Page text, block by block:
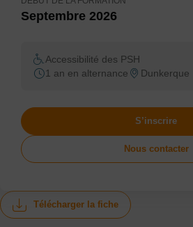
Télécharger la fiche
Septembre 2026
Accessibilité des PSH
1 an en alternance
Dunkerque
S’inscrire
Nous contacter